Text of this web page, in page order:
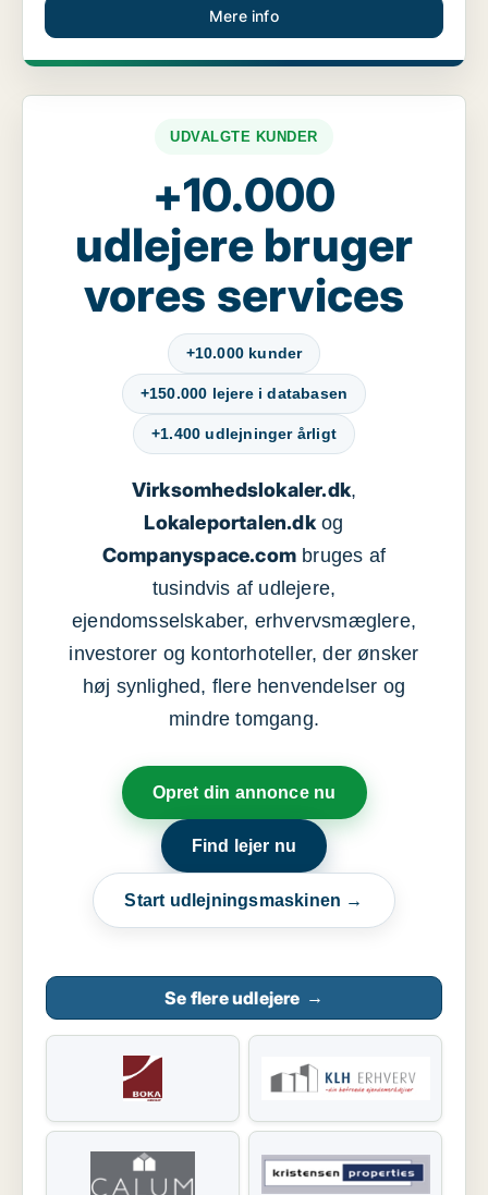
Mere info
UDVALGTE KUNDER
+10.000
udlejere bruger
vores services
+10.000 kunder
+150.000 lejere i databasen
+1.400 udlejninger årligt
Virksomhedslokaler.dk,
Lokaleportalen.dkog
Companyspace.com bruges af
tusindvis af udlejere,
ejendomsselskaber, erhvervsmæglere,
investorer og kontorhoteller, der ønsker
høj synlighed, flere henvendelser og
mindre tomgang.
Opret din annonce nu
Find lejer nu
Start udlejningsmaskinen →
Se flere udlejere →